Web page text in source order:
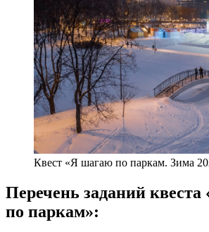
Квест «Я шагаю по паркам. Зима
Перечень заданий
по паркам»: